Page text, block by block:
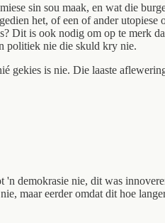
sin sou maak, en wat die
het, of een of ander
Dit is ook nodig om op te merk
politiek nie die skuld kry nie.
gekies is nie. Die laaste
demokrasie nie, dit was
maar eerder omdat dit hoe